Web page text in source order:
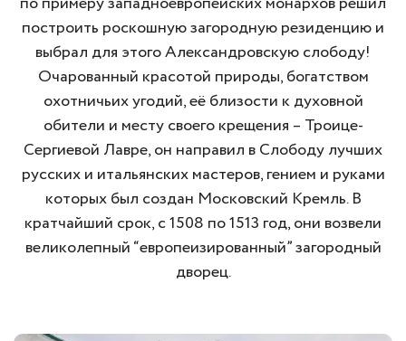
построить роскошную загородную резиденцию и
выбрал для этого Александровскую слободу!
Очарованный красотой природы, богатством
охотничьих угодий, её близости к духовной
обители и месту своего крещения – Троице-
Сергиевой Лавре, он направил в Слободу лучших
русских и итальянских мастеров, гением и руками
которых был создан Московский Кремль. В
кратчайший срок, с 1508 по 1513 год, они возвели
великолепный “европеизированный” загородный
дворец.